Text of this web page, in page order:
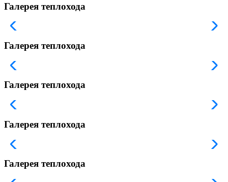
Галерея теплохода
Галерея теплохода
Галерея теплохода
Галерея теплохода
Галерея теплохода